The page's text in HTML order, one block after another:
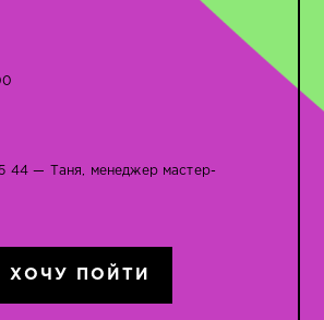
44 — Таня, менеджер мастер-
ХОЧУ ПОЙТИ